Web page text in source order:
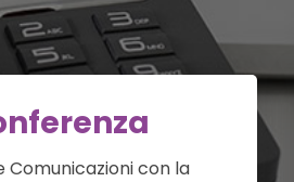
Comunicazioni con la